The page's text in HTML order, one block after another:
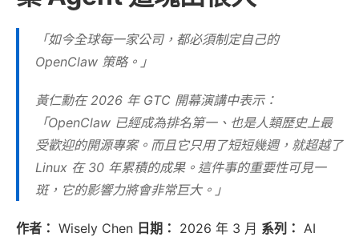
「如今全球每一家公司，都必須制定自己的
OpenClaw 策略。」
黃仁勳在 2026 年 GTC 開幕演講中表示：
「OpenClaw 已經成為排名第一、也是人類歷史上最
受歡迎的開源專案。而且它只用了短短幾週，就超越了
Linux 在 30 年累積的成果。這件事的重要性可見一
斑，它的影響力將會非常巨大。」
作者： Wisely Chen 日期： 2026 年 3 月 系列： AI